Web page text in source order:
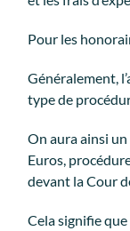
Pour les
Généralement,
type de
On aura ainsi
Euros,
devant la Cour
Cela signifie